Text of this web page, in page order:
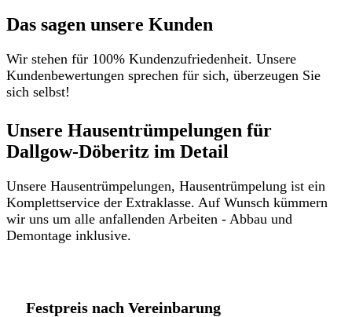
Das sagen unsere Kunden
Wir stehen für 100% Kundenzufriedenheit. Unsere
Kundenbewertungen sprechen für sich, überzeugen Sie
sich selbst!
Unsere Hausentrümpelungen für
Dallgow-Döberitz im Detail​
Unsere Hausentrümpelungen, Hausentrümpelung ist ein
Komplettservice der Extraklasse. Auf Wunsch kümmern
wir uns um alle anfallenden Arbeiten - Abbau und
Demontage inklusive.
Festpreis nach Vereinbarung